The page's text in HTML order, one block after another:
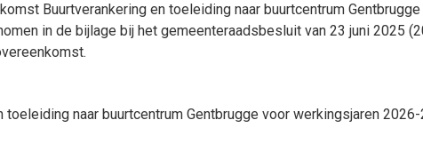
Buurtverankering en toeleiding naar buurtcentrum
in de bijlage bij het gemeenteraadsbesluit van 23 juni 2025
naar buurtcentrum Gentbrugge voor werkingsjaren